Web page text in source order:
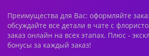
Преимущества для Вас: оформляйте
обсуждайте все детали в чате с
заказ онлайн на всех этапах. Плюс -
бонусы за каждый заказ!